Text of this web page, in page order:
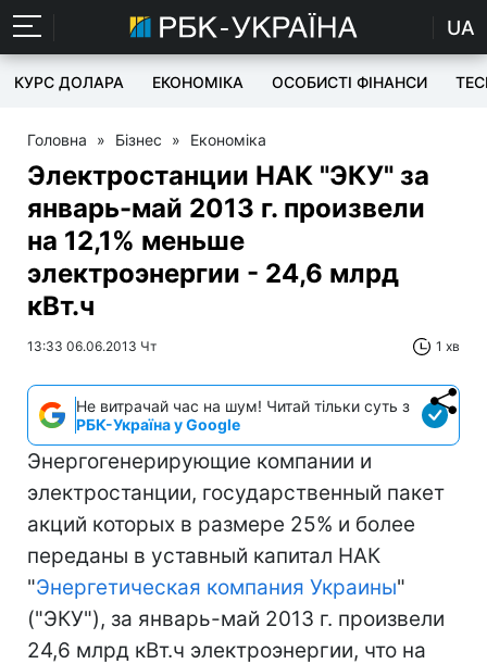
UA
КУРС ДОЛАРА ЕКОНОМІКА ОСОБИСТІ ФІНАНСИ
Головна » Бізнес » Економіка
Электростанции НАК "ЭКУ" за
январь-май 2013 г. произвели
на 12,1% меньше
электроэнергии - 24,6 млрд
кВт.ч
13:33 06.06.2013 Чт 1 хв
Не витрачай час на шум! Читай тільки суть з
РБК-Україна у Google
Энергогенерирующие компании и
электростанции, государственный пакет
акций которых в размере 25% и более
переданы в уставный капитал НАК
"Энергетическая компания Украины"
("ЭКУ"), за январь-май 2013 г. произвели
24,6 млрд кВт.ч электроэнергии, что на